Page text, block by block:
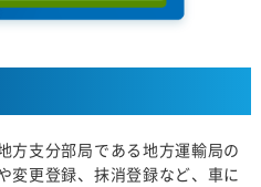
方支分部局である地方運輸局の
変更登録、抹消登録など、車に